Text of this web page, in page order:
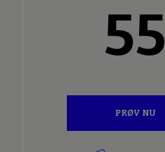
55
PRØV NU